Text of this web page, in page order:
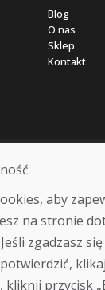
Blog
O nas
Sklep
Kontakt
aby
na stronie
zgadzasz
przycisk